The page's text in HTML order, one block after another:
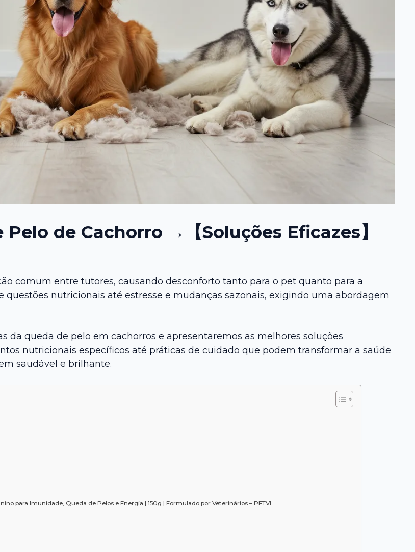
de Cachorro →【Soluções Eficazes】
comum entre tutores, causando desconforto tanto para o pet quanto para a
nutricionais até estresse e mudanças sazonais, exigindo uma abordagem
da queda de pelo em cachorros e apresentaremos as melhores soluções
nutricionais específicos até práticas de cuidado que podem transformar a saúde
saudável e brilhante.
para Imunidade, Queda de Pelos e Energia | 150g | Formulado por Veterinários – PETVI